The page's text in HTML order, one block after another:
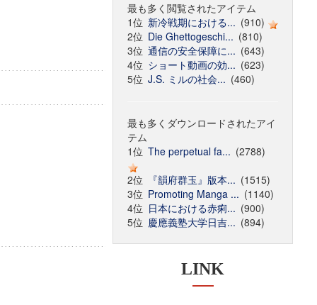
最も多く閲覧されたアイテム
1位 新冷戦期における... (910)
2位 Die Ghettogeschi... (810)
3位 通信の安全保障に... (643)
4位 ショート動画の効... (623)
5位 J.S. ミルの社会... (460)
最も多くダウンロードされたアイ
テム
1位 The perpetual fa... (2788)
2位
『韻府群玉』版本... (1515)
3位 Promoting Manga ... (1140)
4位 日本における赤痢... (900)
5位 慶應義塾大学日吉... (894)
LINK